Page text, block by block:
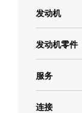
发动机
发动机零件
服务
连接